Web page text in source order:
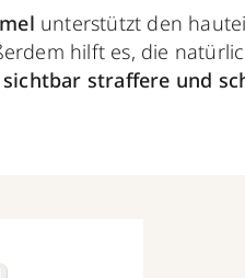
unterstützt den
hilft es, die
straffere und